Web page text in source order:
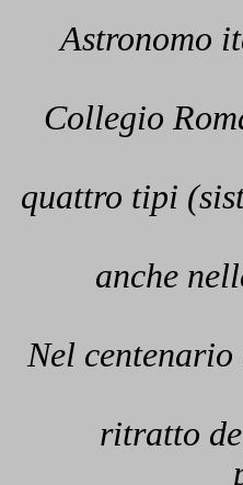
Astronomo
Collegio
quattro tipi
anche
Nel centenario
ritratto